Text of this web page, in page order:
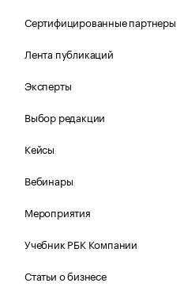
Сертифицированные партнеры
Лента публикаций
Эксперты
Выбор редакции
Кейсы
Вебинары
Мероприятия
Учебник РБК Компании
Статьи о бизнесе